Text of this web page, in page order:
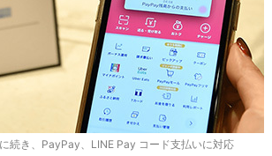
続き、PayPay、LINE Pay コード支払いに対応